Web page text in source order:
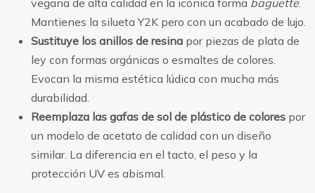
vegana de alta calidad en la icónica forma baguette.
Mantienes la silueta Y2K pero con un acabado de lujo.
Sustituye los anillos de resina por piezas de plata de
ley con formas orgánicas o esmaltes de colores.
Evocan la misma estética lúdica con mucha más
durabilidad.
Reemplaza las gafas de sol de plástico de colores por
un modelo de acetato de calidad con un diseño
similar. La diferencia en el tacto, el peso y la
protección UV es abismal.